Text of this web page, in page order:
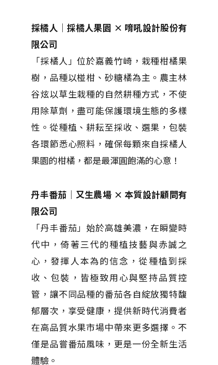
採橘人｜採橘人果園 × 唷吼設計股份有
限公司
「採橘人」位於嘉義竹崎，栽種柑橘果
樹，品種以椪柑、砂糖橘為主。農主林
谷炫以草生栽種的自然耕種方式，不使
用除草劑，盡可能保護環境生態的多樣
性。從種植、耕耘至採收、選果，包裝
各環節悉心照料，確保每顆來自採橘人
果園的柑橘，都是最渾圓飽滿的心意！
丹丰番茄｜又生農場 × 本質設計顧問有
限公司
「丹丰番茄」始於高雄美濃，在瞬變時
代中，倚著三代的種植技藝與赤誠之
心，發揮人本為的信念，從種植到採
收、包裝，皆極致用心與堅持品質控
管，讓不同品種的番茄各自綻放獨特馥
郁層次，享受健康，提供新時代消費者
在高品質水果市場中帶來更多選擇。不
僅是品嘗番茄風味，更是一份全新生活
體驗。